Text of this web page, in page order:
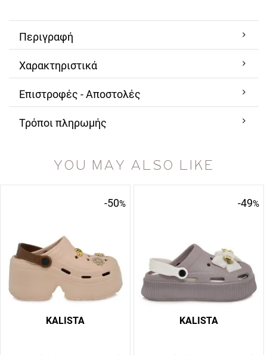
Περιγραφή
Χαρακτηριστικά
Επιστροφές - Αποστολές
Τρόποι πληρωμής
YOU MAY ALSO LIKE
-50%
KALISTA
-49%
KALISTA